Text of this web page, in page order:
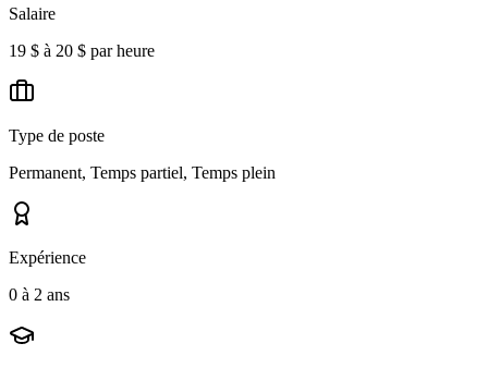
Salaire
19 $ à 20 $ par heure
Type de poste
Permanent, Temps partiel, Temps plein
Expérience
0 à 2 ans